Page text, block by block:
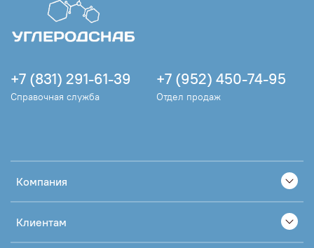
Компания
Клиентам
+7 (831) 291-61-39
Справочная служба
+7 (952) 450-74-95
Отдел продаж